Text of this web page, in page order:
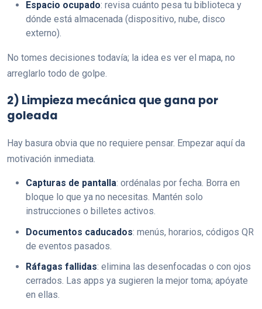
Espacio ocupado: revisa cuánto pesa tu biblioteca y
dónde está almacenada (dispositivo, nube, disco
externo).
No tomes decisiones todavía; la idea es ver el mapa, no
arreglarlo todo de golpe.
2) Limpieza mecánica que gana por
goleada
Hay basura obvia que no requiere pensar. Empezar aquí da
motivación inmediata.
Capturas de pantalla: ordénalas por fecha. Borra en
bloque lo que ya no necesitas. Mantén solo
instrucciones o billetes activos.
Documentos caducados: menús, horarios, códigos QR
de eventos pasados.
Ráfagas fallidas: elimina las desenfocadas o con ojos
cerrados. Las apps ya sugieren la mejor toma; apóyate
en ellas.